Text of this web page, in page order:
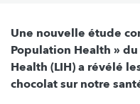
Une nouvelle étude
Population Health »
Health (LIH) a révélé
chocolat sur notre